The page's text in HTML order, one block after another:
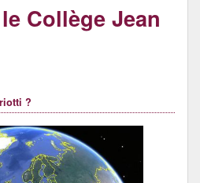
Collège Jean
?